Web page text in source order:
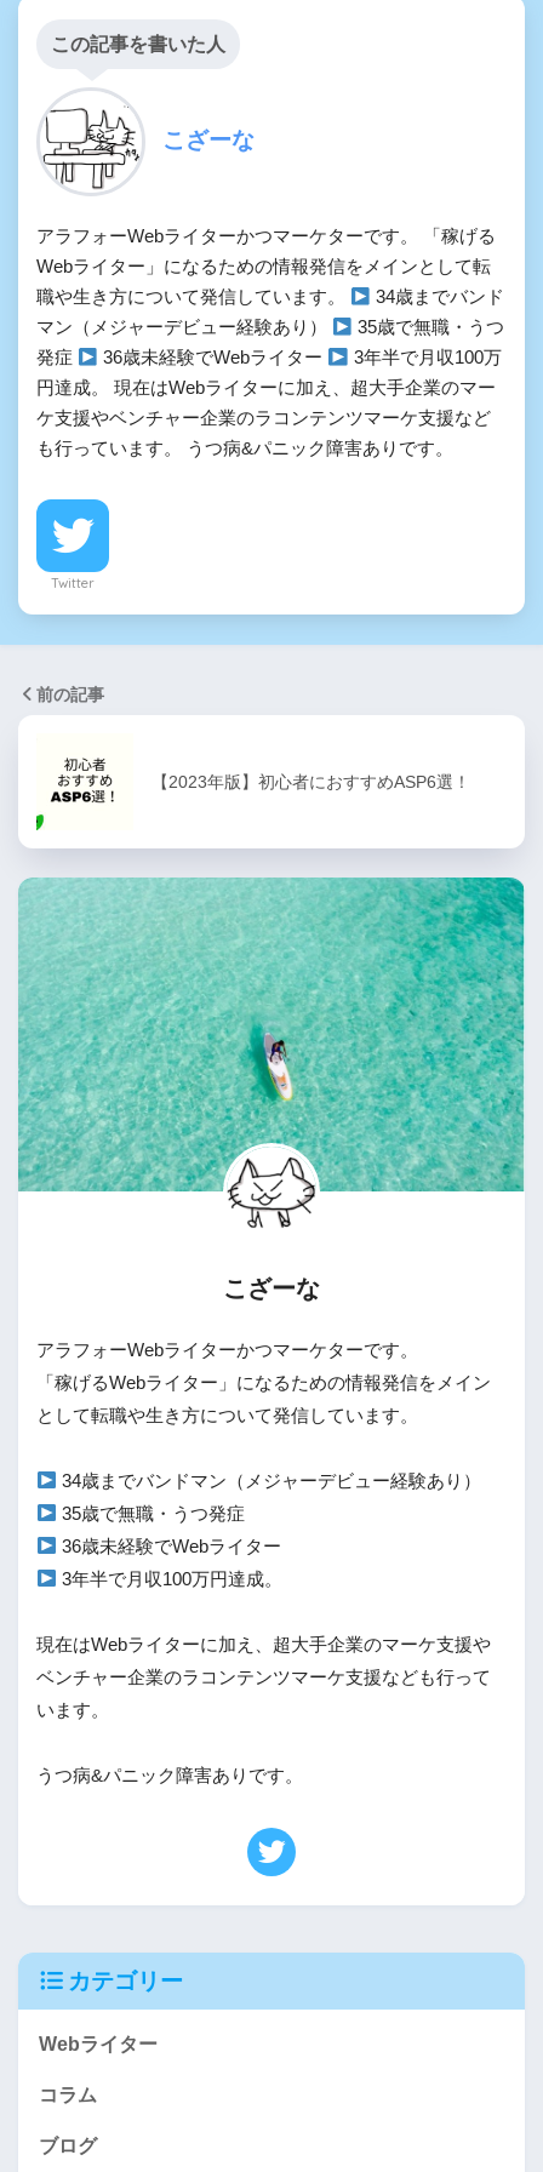
この記事を書いた人
こざーな
アラフォーWebライターかつマーケターです。 「稼げる
Webライター」になるための情報発信をメインとして転
職や生き方について発信しています。
34歳までバンド
マン（メジャーデビュー経験あり）
35歳で無職・うつ
発症
36歳未経験でWebライター
3年半で月収100万
円達成。 現在はWebライターに加え、超大手企業のマー
ケ支援やベンチャー企業のラコンテンツマーケ支援など
も行っています。 うつ病&パニック障害ありです。
Twitter
前の記事
【2023年版】初心者におすすめASP6選！
こざーな
アラフォーWebライターかつマーケターです。
「稼げるWebライター」になるための情報発信をメイン
として転職や生き方について発信しています。
3年半で月収100万円達成。
現在はWebライターに加え、超大手企業のマーケ支援や
ベンチャー企業のラコンテンツマーケ支援なども行って
います。
うつ病&パニック障害ありです。
カテゴリー
Webライター
コラム
ブログ